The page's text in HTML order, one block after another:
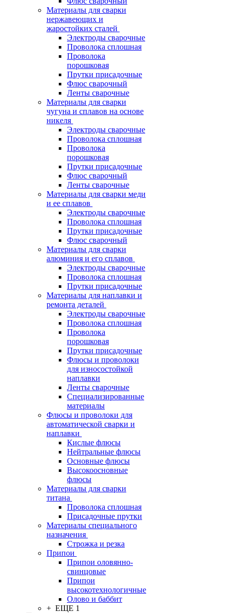
Материалы для сварки
нержавеющих и
жаростойких сталей
Электроды сварочные
Проволока сплошная
Проволока
порошковая
Прутки присадочные
Флюс сварочный
Ленты сварочные
Материалы для сварки
чугуна и сплавов на основе
никеля
Электроды сварочные
Проволока сплошная
Проволока
порошковая
Прутки присадочные
Флюс сварочный
Ленты сварочные
Материалы для сварки меди
и ее сплавов
Электроды сварочные
Проволока сплошная
Прутки присадочные
Флюс сварочный
Материалы для сварки
алюминия и его сплавов
Электроды сварочные
Проволока сплошная
Прутки присадочные
Материалы для наплавки и
ремонта деталей
Электроды сварочные
Проволока сплошная
Проволока
порошковая
Прутки присадочные
Флюсы и проволоки
для износостойкой
наплавки
Ленты сварочные
Специализированные
материалы
Флюсы и проволоки для
автоматической сварки и
наплавки
Кислые флюсы
Нейтральные флюсы
Основные флюсы
Высокоосновные
флюсы
Материалы для сварки
титана
Проволока сплошная
Присадочные прутки
Материалы специального
назначения
Строжка и резка
Припои
Припои оловянно-
свинцовые
Припои
высокотехнологичные
Олово и баббит
+ ЕЩЕ 1